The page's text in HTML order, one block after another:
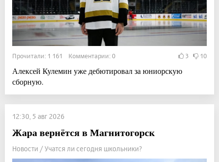
Прочитали: 1 161 Комментарии: 0 3 10
Алексей Кулемин уже дебютировал за юниорскую
сборную.
12:30, 5 авг 2026
Жара вернётся в Магнитогорск
Новости / Учатся ли сегодня школьники?